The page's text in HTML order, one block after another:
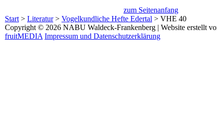
zum Seitenanfang
Start > Literatur> Vogelkundliche Hefte Edertal > VHE 40
Copyright © 2026 NABU Waldeck-Frankenberg | Website erstellt
fruitMEDIA Impressum und Datenschutzerklärung